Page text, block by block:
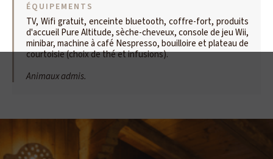
ÉQUIPEMENTS
TV, Wifi gratuit, enceinte bluetooth, coffre-fort, produits
d'accueil Pure Altitude, sèche-cheveux, console de jeu Wii,
minibar, machine à café Nespresso, bouilloire et plateau de
courtoisie (choix de thé et infusions).
Animaux admis.